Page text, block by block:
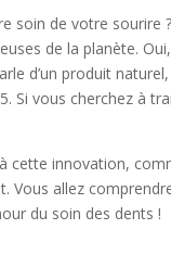
soin de votre sourire
de la planète.
d’un produit
Si vous cherchez à
cette innovation,
Vous allez
du soin des dents !